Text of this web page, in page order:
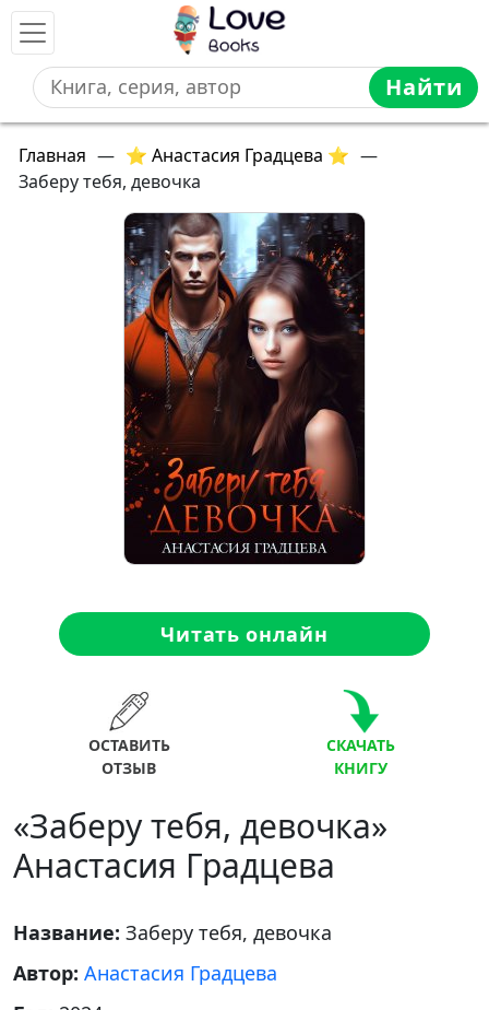
Найти
Главная — ⭐ Анастасия Градцева ⭐ —
Заберу тебя, девочка
Читать онлайн
ОСТАВИТЬ
ОТЗЫВ
СКАЧАТЬ
КНИГУ
«Заберу тебя, девочка»
Анастасия Градцева
Название: Заберу тебя, девочка
Автор: Анастасия Градцева